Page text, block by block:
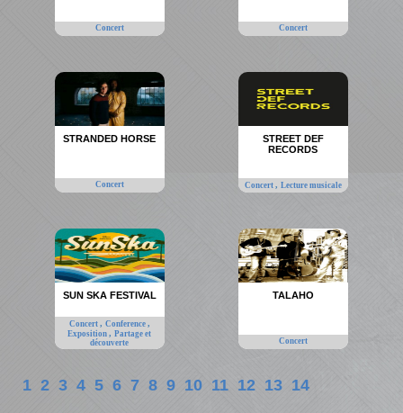
Concert Concert
STRANDED HORSE
Concert
STREET DEF
RECORDS
Concert , Lecture musicale
SUN SKA FESTIVAL
Concert , Conference ,
Exposition,Partage et
découverte
TALAHO
Concert
1 2 3 4 5 6 7 8 9 10 11 12 13 14